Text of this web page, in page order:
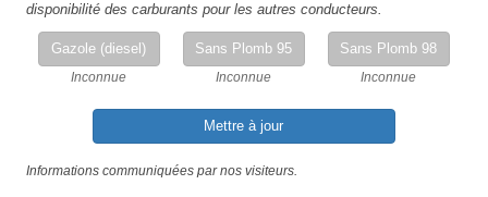
disponibilité des carburants pour les autres conducteurs.
Gazole (diesel)
Inconnue
Sans Plomb 95
Inconnue
Sans Plomb 98
Inconnue
Mettre à jour
Informations communiquées par nos visiteurs.